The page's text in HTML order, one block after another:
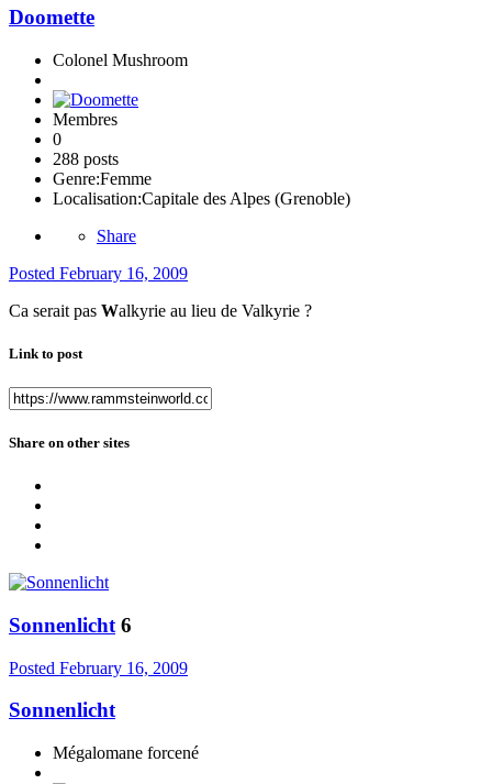
Doomette
Colonel Mushroom
Membres
0
288 posts
Genre:Femme
Localisation:Capitale des Alpes (Grenoble)
Share
Posted February 16, 2009
Ca serait pas Walkyrie au lieu de Valkyrie ?
Link to post
Share on other sites
Sonnenlicht 6
Posted February 16, 2009
Sonnenlicht
Mégalomane forcené